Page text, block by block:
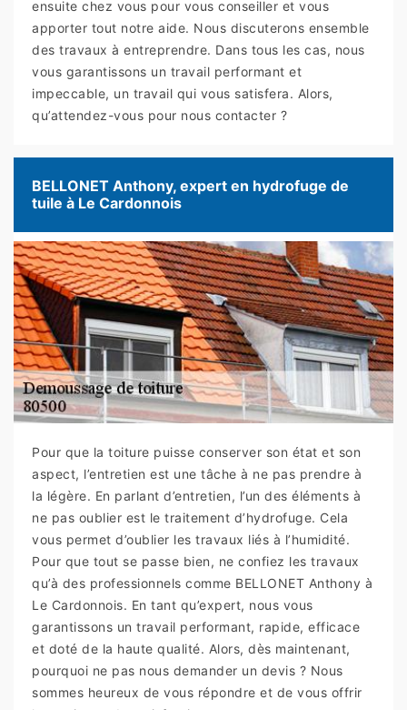
ensuite chez vous pour vous conseiller et vous
apporter tout notre aide. Nous discuterons ensemble
des travaux à entreprendre. Dans tous les cas, nous
vous garantissons un travail performant et
impeccable, un travail qui vous satisfera. Alors,
qu’attendez-vous pour nous contacter ?
BELLONET Anthony, expert en hydrofuge de
tuile à Le Cardonnois
Pour que la toiture puisse conserver son état et son
aspect, l’entretien est une tâche à ne pas prendre à
la légère. En parlant d’entretien, l’un des éléments à
ne pas oublier est le traitement d’hydrofuge. Cela
vous permet d’oublier les travaux liés à l’humidité.
Pour que tout se passe bien, ne confiez les travaux
qu’à des professionnels comme BELLONET Anthony à
Le Cardonnois. En tant qu’expert, nous vous
garantissons un travail performant, rapide, efficace
et doté de la haute qualité. Alors, dès maintenant,
pourquoi ne pas nous demander un devis ? Nous
sommes heureux de vous répondre et de vous offrir